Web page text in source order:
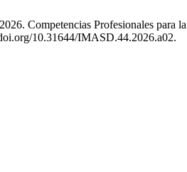
Competencias Profesionales para
10.31644/IMASD.44.2026.a02.